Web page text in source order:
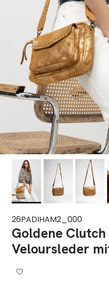
26PADIHAM2_000
Goldene Clutch
Veloursleder